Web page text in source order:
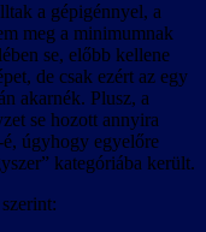
a gépigénnyel, a
meg a minimumnak
se, előbb kellene
de csak ezért az egy
akarnék. Plusz, a
se hozott annyira
úgyhogy egyelőre
kategóriába került.
szerint: